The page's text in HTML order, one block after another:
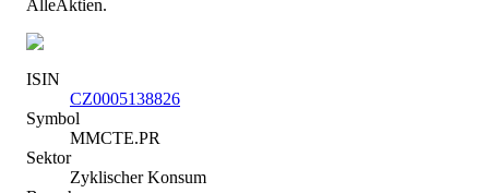
AlleAktien.
ISIN
CZ0005138826
Symbol
MMCTE.PR
Sektor
Zyklischer Konsum